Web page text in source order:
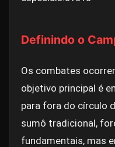
Definindo o
Os combates
objetivo principal é
para fora do círculo
sumô tradicional,
fundamentais, mas